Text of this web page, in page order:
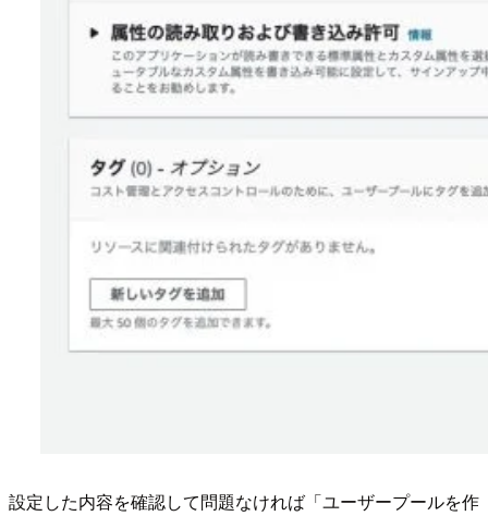
設定した内容を確認して問題なければ「ユーザープールを作